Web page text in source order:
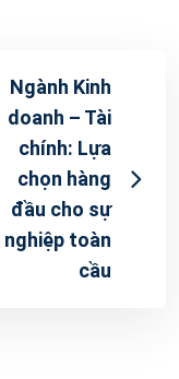
Ngành Kinh
doanh – Tài
chính: Lựa
chọn hàng
đầu cho sự
nghiệp toàn
cầu